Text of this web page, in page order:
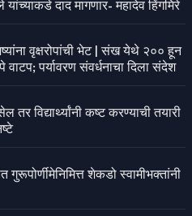
दाद मागणार- महादेव हिंगमिरे
वृक्षरोपांची भेट | संख येथे २०० हून
वाटप; पर्यावरण संवर्धनाचा दिला संदेश
तर विद्यार्थ्यांनी कष्ट करण्याची तयारी
शेकडो स्वामीभक्तांनी